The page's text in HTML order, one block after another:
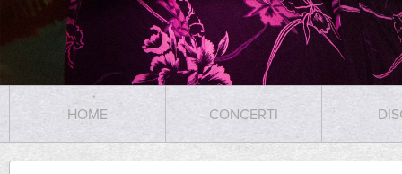
HOME CONCERTI